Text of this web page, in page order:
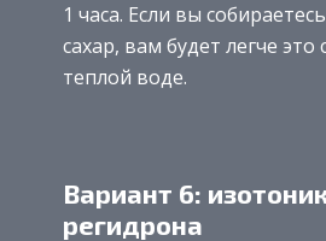
1 часа. Если вы
сахар, вам будет легче это
теплой воде.
Вариант 6:
регидрона